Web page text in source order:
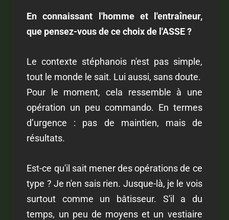
En connaissant l'homme et l'entraîneur,
que pensez-vous de ce choix de l'ASSE ?
Le contexte stéphanois n'est pas simple,
tout le monde le sait. Lui aussi, sans doute.
Pour le moment, cela ressemble à une
opération un peu commando. En termes
d’urgence : pas de maintien, mais de
résultats.
Est-ce qu'il sait mener des opérations de ce
type ? Je n'en sais rien. Jusque-là, je le vois
surtout comme un bâtisseur. S'il a du
temps, un peu de moyens et un vestiaire